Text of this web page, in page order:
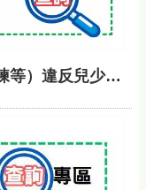
教學現場人員（含社團教師、教練等）違反兒少法查詢專區